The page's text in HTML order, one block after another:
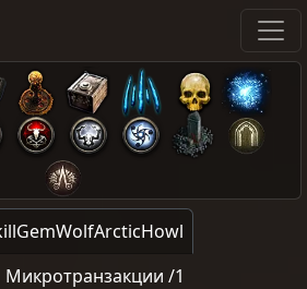
Микротранзакции /1